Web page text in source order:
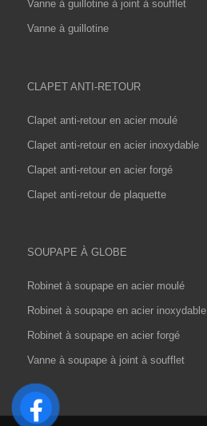
Vanne à guillotine à joint à soufflet
Vanne à guillotine
CLAPET ANTI-RETOUR
Clapet anti-retour en acier moulé
Clapet anti-retour en acier inoxydable
Clapet anti-retour en acier forgé
Clapet anti-retour de plaquette
SOUPAPE À GLOBE
Robinet à soupape en acier moulé
Robinet à soupape en acier inoxydable
Robinet à soupape en acier forgé
Vanne à soupape à joint à soufflet